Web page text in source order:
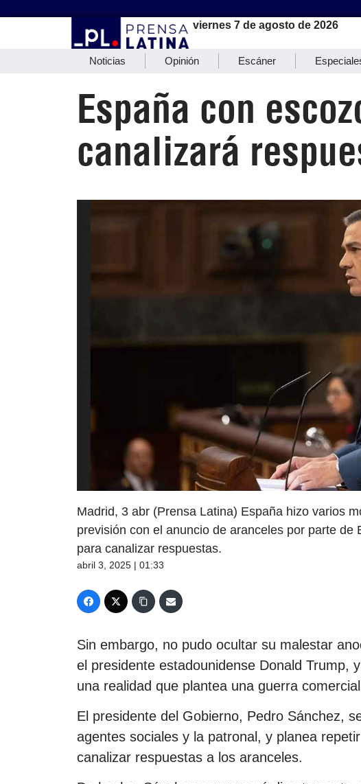
viernes 7 de agosto de 2026
Noticias Opinión Escáner
España con
canalizará
Madrid, 3 abr (Prensa Latina) España hizo varios
previsión con el anuncio de aranceles por parte
para canalizar respuestas.
abril 3, 2025 | 01:33
Sin embargo, no pudo ocultar su malestar
el presidente estadounidense Donald Trump,
una realidad que plantea una guerra
El presidente del Gobierno, Pedro Sánchez,
agentes sociales y la patronal, y planea
canalizar respuestas a los aranceles.